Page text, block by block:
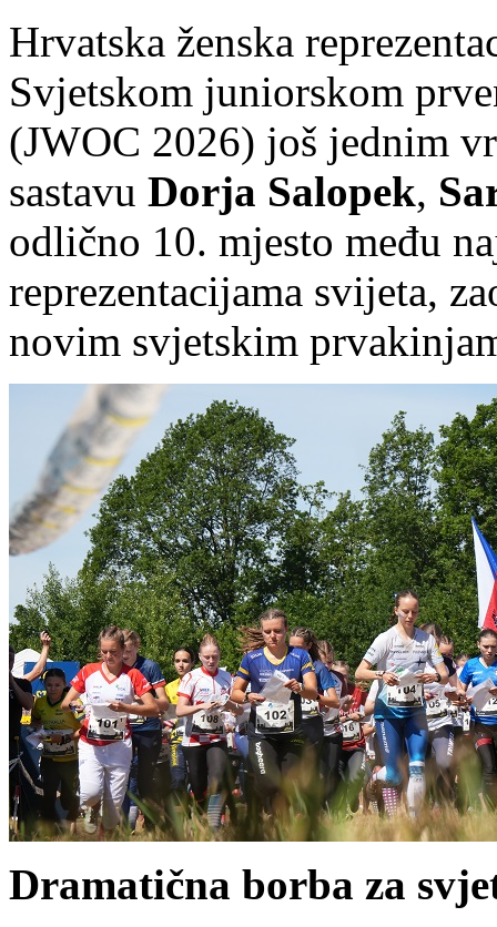
Hrvatska ženska
Svjetskom juniorskom
(JWOC 2026) još jednim
sastavu Dorja Salopek,
odlično 10. mjesto među
reprezentacijama svijeta,
novim svjetskim
Dramatična borba za